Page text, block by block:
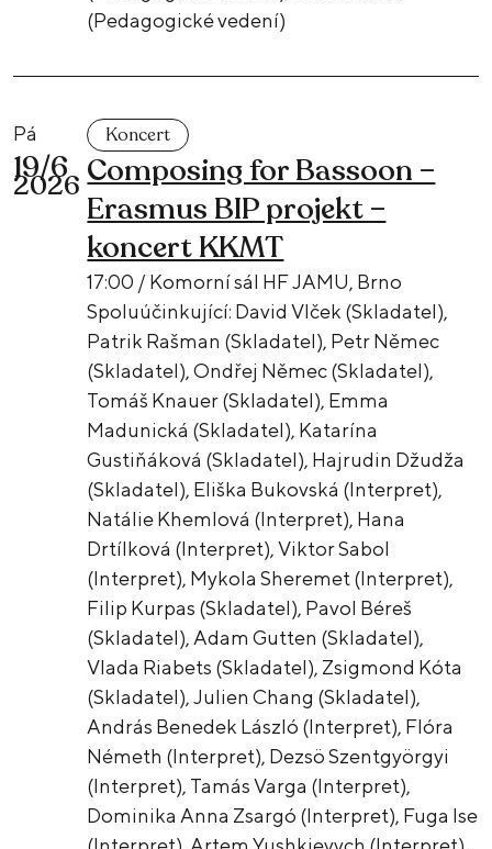
(Pedagogické vedení)
Pá
19/6
2026 Composing for Bassoon –
Erasmus BIP projekt –
koncert KKMT
17:00 / Komorní sál HF JAMU, Brno
Spoluúčinkující: David Vlček (Skladatel),
Patrik Rašman (Skladatel), Petr Němec
(Skladatel), Ondřej Němec (Skladatel),
Tomáš Knauer (Skladatel), Emma
Madunická (Skladatel), Katarína
Gustiňáková (Skladatel), Hajrudin Džudža
(Skladatel), Eliška Bukovská (Interpret),
Natálie Khemlová (Interpret), Hana
Drtílková (Interpret), Viktor Sabol
(Interpret), Mykola Sheremet (Interpret),
Filip Kurpas (Skladatel), Pavol Béreš
(Skladatel), Adam Gutten (Skladatel),
Vlada Riabets (Skladatel), Zsigmond Kóta
(Skladatel), Julien Chang (Skladatel),
András Benedek László (Interpret), Flóra
Németh (Interpret), Dezsö Szentgyörgyi
(Interpret), Tamás Varga (Interpret),
Dominika Anna Zsargó (Interpret), Fuga Ise
Koncert